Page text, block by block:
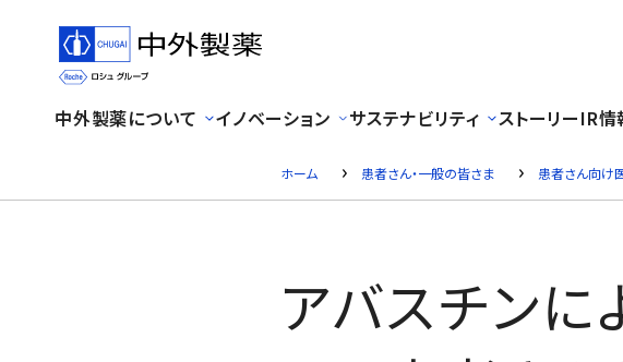
中外製薬について イノベーション サステナビリティ ストーリーIR情
ホーム 患者さん・一般の皆さま 患者さん向け
アバスチン